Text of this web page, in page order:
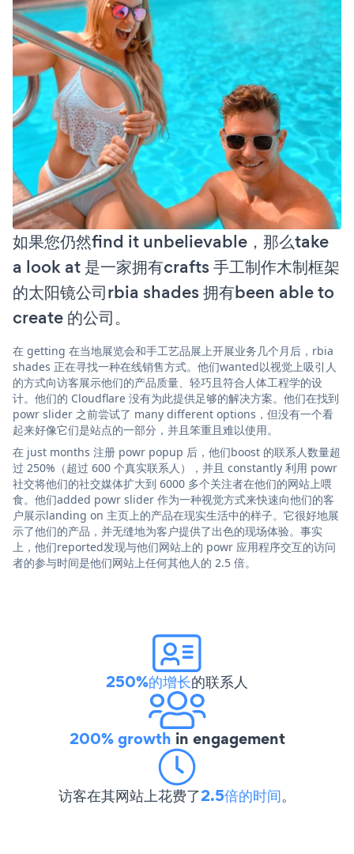
如果您仍然find it unbelievable，那么take
a look at 是一家拥有crafts 手工制作木制框架
的太阳镜公司rbia shades 拥有been able to
create 的公司。
在 getting 在当地展览会和手工艺品展上开展业务几个月后，rbia
shades 正在寻找一种在线销售方式。他们wanted以视觉上吸引人
的方式向访客展示他们的产品质量、轻巧且符合人体工程学的设
计。他们的 Cloudflare 没有为此提供足够的解决方案。他们在找到
powr slider 之前尝试了 many different options，但没有一个看
起来好像它们是站点的一部分，并且笨重且难以使用。
在 just months 注册 powr popup 后，他们boost 的联系人数量超
过 250%（超过 600 个真实联系人），并且 constantly 利用 powr
社交将他们的社交媒体扩大到 6000 多个关注者在他们的网站上喂
食。他们added powr slider 作为一种视觉方式来快速向他们的客
户展示landing on 主页上的产品在现实生活中的样子。它很好地展
示了他们的产品，并无缝地为客户提供了出色的现场体验。事实
上，他们reported发现与他们网站上的 powr 应用程序交互的访问
者的参与时间是他们网站上任何其他人的 2.5 倍。
250%的增长的联系人
200% growth in engagement
访客在其网站上花费了2.5倍的时间。